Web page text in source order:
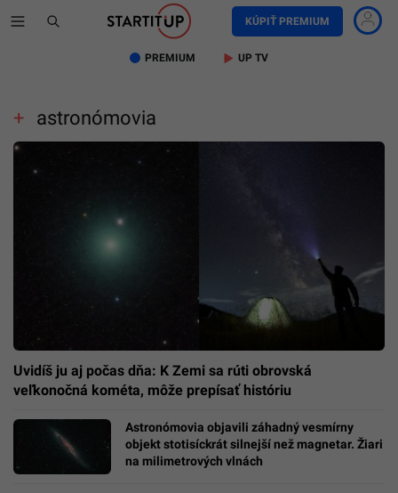
KÚPIŤ PREMIUM
PREMIUM UP TV
astronómovia
Uvidíš ju aj počas dňa: K Zemi sa rúti obrovská
veľkonočná kométa, môže prepísať históriu
Astronómovia objavili záhadný vesmírny
objekt stotisíckrát silnejší než magnetar. Žiari
na milimetrových vlnách